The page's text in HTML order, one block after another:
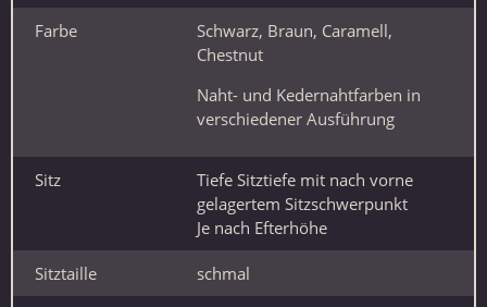
Farbe
Schwarz, Braun, Caramell,
Chestnut
Naht- und Kedernahtfarben in
verschiedener Ausführung
Sitz
Tiefe Sitztiefe mit nach vorne
gelagertem Sitzschwerpunkt
Je nach Efterhöhe
Sitztaille schmal